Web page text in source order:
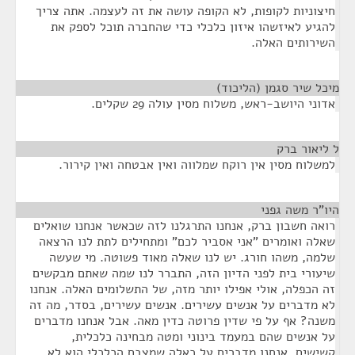
חיצוניות לקופות, לא הקופה עושה את זה לעצמה. אתה צריך
להגיע לאיזשהו איזון כלכלי כדי שהחברה תוכל לספק את
השירותים האלה.
מיכל שיר סגמן (הליכוד)
אדוני היושב-ראש, משלוח מסין עולה 29 שקלים.
ל ליאור ברק
למשלוח מסין אין רוקח שמלווה ואין אבטחה ואין קירור.
היו"ר משה גפני
רואה חשבון ברק, אנחנו התרגלנו לזה שכאשר אנחנו שואלים
שאלה ואומרים "אני אסביר לכם" ומתחילים לתת לנו הרצאה
שלמה, משהו חורג. יש לנו שאלה מאוד פשוטה. מי שעשה
שיעורי בית לפני הדיון הזה, התברר לנו שמה שאתם מבקשים
זה הכפלה, אולי אפילו יותר מזה, של התשלומים האלה. אנחנו
לא מדברים על אנשים עשירים. אנשים עשירים, בסדר, מה זה
משנה? אף על פי שדין פרוטה כדין מאה. אבל אנחנו מדברים
על אנשים שהם במעמד בינוני ומטה מבחינה כלכלית,